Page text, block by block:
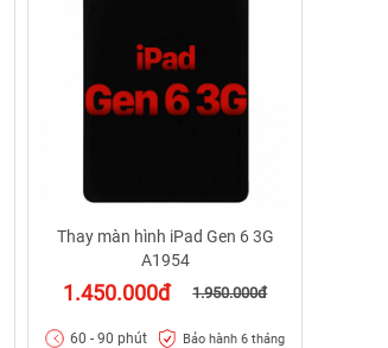
Thay màn hình iPad Gen 6 3G
A1954
1.450.000đ 1.950.000đ
60 - 90 phút Bảo hành 6 tháng